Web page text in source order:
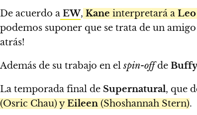
De acuerdo a EW, Kane interpretará a
podemos suponer que se trata de un
atrás!
Además de su trabajo en elspin-offde
La temporada final de Supernatural, que
(Osric Chau) yEileen (Shoshannah Stern).